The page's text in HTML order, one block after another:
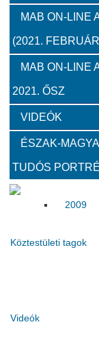
2012
Közgyűlések
Határon túli
2020
2009
Köztestületi tagok
Videók
MAB ON-LINE
(2021.
MAB ON-LINE
2021. ŐSZ
VIDEÓK
ÉSZAK-
TUDÓS